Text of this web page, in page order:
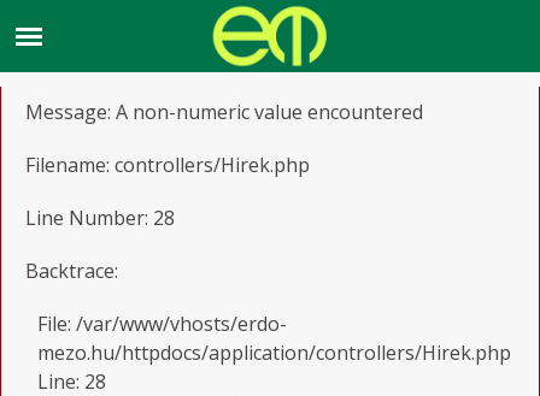
A PHP Error was encountered
Message: A non-numeric value encountered
Filename: controllers/Hirek.php
Line Number: 28
Backtrace:
File: /var/www/vhosts/erdo-
mezo.hu/httpdocs/application/controllers/Hirek.php
Line: 28